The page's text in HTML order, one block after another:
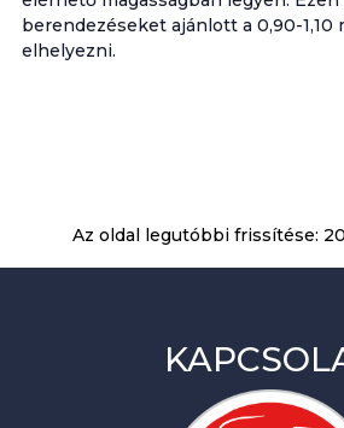
berendezéseket ajánlott a 0,90-1,10
elhelyezni.
Az oldal legutóbbi frissítése: